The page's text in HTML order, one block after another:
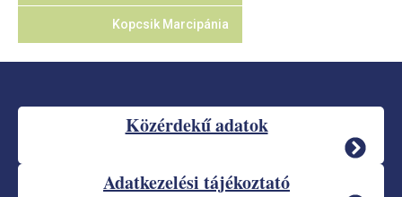
Kopcsik Marcipánia
Közérdekű adatok
Adatkezelési tájékoztató